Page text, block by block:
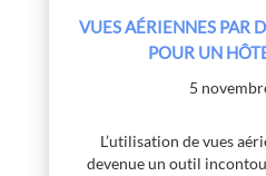
VUES AÉRIENNES PAR
POUR UN
5
L’utilisation de vues
devenue un outil